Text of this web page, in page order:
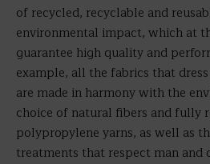
of recycled, recyclable and
environmental impact, which at
guarantee high quality and
example, all the fabrics that
are made in harmony with the
choice of natural fibers and fully
polypropylene yarns, as well as
treatments that respect man and